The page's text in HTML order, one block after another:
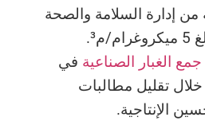
إدارة السلامة والصحة
المهنية (OSHA) البالغ 5 ميكروغرام/م³.
الغبار الصناعية في
من خلال تقليل مطالبات
الإنتاجية.